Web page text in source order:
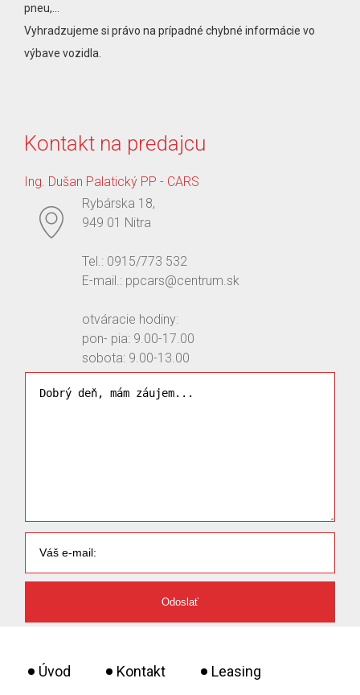
pneu,...
Vyhradzujeme si právo na prípadné chybné informácie vo
výbave vozidla.
Kontakt na predajcu
Ing. Dušan Palatický PP - CARS
Rybárska 18,
949 01 Nitra
Tel.: 0915/773 532
E-mail.: ppcars@centrum.sk
otváracie hodiny:
pon- pia: 9.00-17.00
sobota: 9.00-13.00
Úvod Kontakt Leasing